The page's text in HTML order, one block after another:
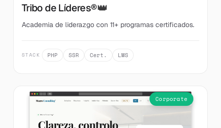
Tribo de Líderes®👑
Academia de liderazgo con 11+ programas certificados.
STACK PHP SSR Cert. LMS
Corporate